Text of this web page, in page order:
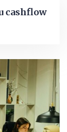
cashflow